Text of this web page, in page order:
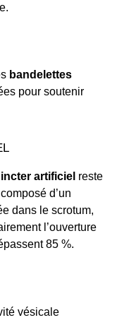
bandelettes
pour soutenir
artificiel reste
d’un
dans le scrotum,
l’ouverture
85 %.
vésicale